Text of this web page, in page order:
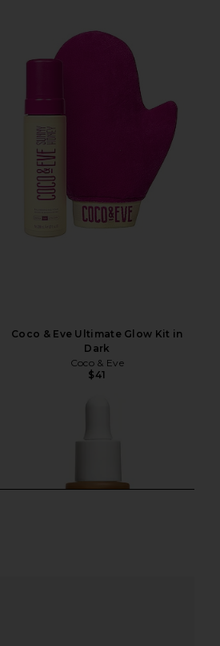
Coco & Eve Ultimate Glow Kit in
Dark
Coco & Eve
$41